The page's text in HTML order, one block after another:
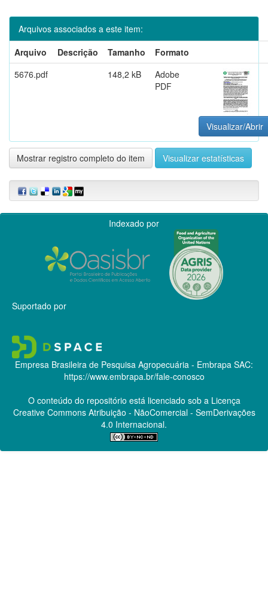
Arquivos associados a este item:
Arquivo
Descrição Tamanho
Formato
5676.pdf
148,2 kB
Adobe
PDF
Visualizar/Abrir
Mostrar registro completo do item Visualizar estatísticas
Indexado por
Suportado por
Empresa Brasileira de Pesquisa Agropecuária - Embrapa SAC:
https://www.embrapa.br/fale-conosco
O conteúdo do repositório está licenciado sob a Licença
Creative CommonsAtribuição - NãoComercial - SemDerivações
4.0 Internacional.